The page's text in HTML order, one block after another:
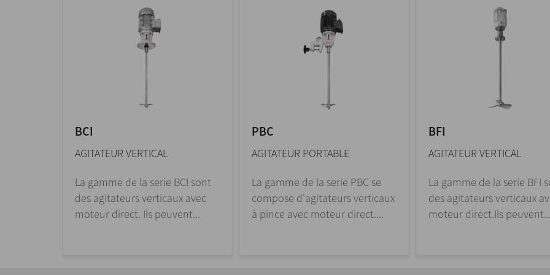
BCI
AGITATEUR VERTICAL
La gamme de la serie BCI sont
des agitateurs verticaux avec
moteur direct. Ils peuvent...
PBC
AGITATEUR PORTABLE
La gamme de la serie PBC se
compose d'agitateurs verticaux
à pince avec moteur direct....
BFI
AGITATEUR VERTICAL
La gamme de la serie BFI
des agitateurs verticaux
moteur direct.Ils peuvent...